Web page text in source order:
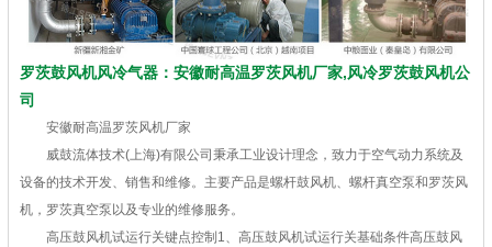
罗茨鼓风机风冷气器：安徽耐高温罗茨风机厂家,风冷罗茨鼓风机公
司
安徽耐高温罗茨风机厂家
威鼓流体技术(上海)有限公司秉承工业设计理念，致力于空气动力系统及
设备的技术开发、销售和维修。主要产品是螺杆鼓风机、螺杆真空泵和罗茨风
机，罗茨真空泵以及专业的维修服务。
高压鼓风机试运行关键点控制1、高压鼓风机试运行关基础条件高压鼓风